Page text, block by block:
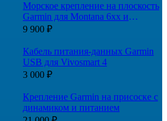
Морское крепление на плоскость
Garmin для Montana 6xx и
GPSMAP 276Cx
9 900 ₽
Кабель питания-данных Garmin
USB для Vivosmart 4
3 000 ₽
Крепление Garmin на присоске с
динамиком и питанием